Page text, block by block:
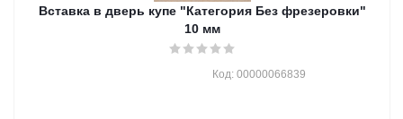
Вставка в дверь купе "Категория Без фрезеровки"
10 мм
Код: 00000066839